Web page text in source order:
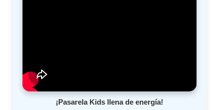
¡Pasarela Kids llena de energía!